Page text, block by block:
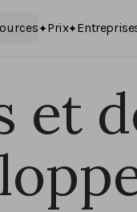
Prix
et